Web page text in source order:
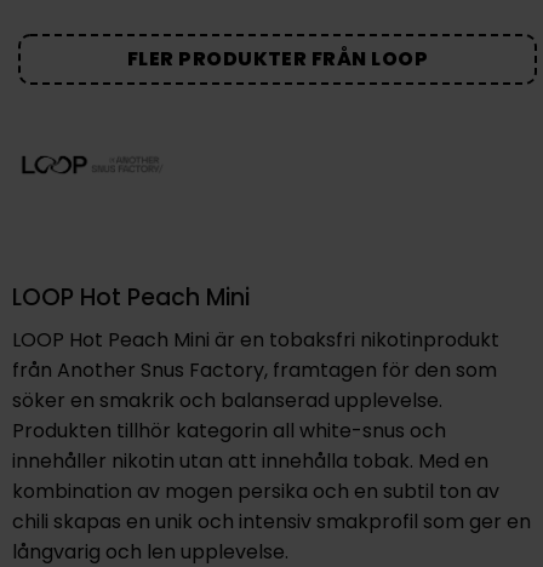
FLER PRODUKTER FRÅN LOOP
LOOP Hot Peach Mini
LOOP Hot Peach Mini är en tobaksfri nikotinprodukt
från Another Snus Factory, framtagen för den som
söker en smakrik och balanserad upplevelse.
Produkten tillhör kategorin all white-snus och
innehåller nikotin utan att innehålla tobak. Med en
kombination av mogen persika och en subtil ton av
chili skapas en unik och intensiv smakprofil som ger en
långvarig och len upplevelse.